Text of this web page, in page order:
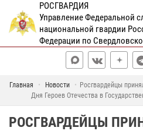
РОСГВАРДИЯ
Управление Федеральной
национальной гвардии
Федерации по
Главная Новости
Росгвардейцы
Дня Героев Отечества в
РОСГВАРДЕЙЦЫ